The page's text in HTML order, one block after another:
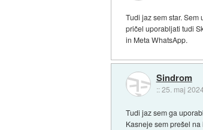
Tudi jaz sem star.
pričel uporabljati tudi
in Meta WhatsApp.
Sindrom
::25. maj
Tudi jaz sem ga
Kasneje sem prešel